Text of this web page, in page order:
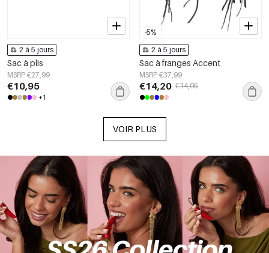
2 à 5 jours
Sac à plis
MSRP €27,99
€10,95
+1
-5%
2 à 5 jours
Sac à franges Accent
MSRP €37,99
€14,20 €14,95
VOIR PLUS